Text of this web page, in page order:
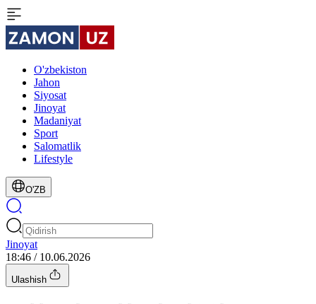
O'zbekiston
Jahon
Siyosat
Jinoyat
Madaniyat
Sport
Salomatlik
Lifestyle
O'ZB
Jinoyat
18:46 / 10.06.2026
Ulashish